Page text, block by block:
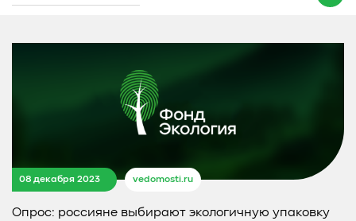
08 декабря 2023 vedomosti.ru
Опрос: россияне выбирают экологичную упаковку